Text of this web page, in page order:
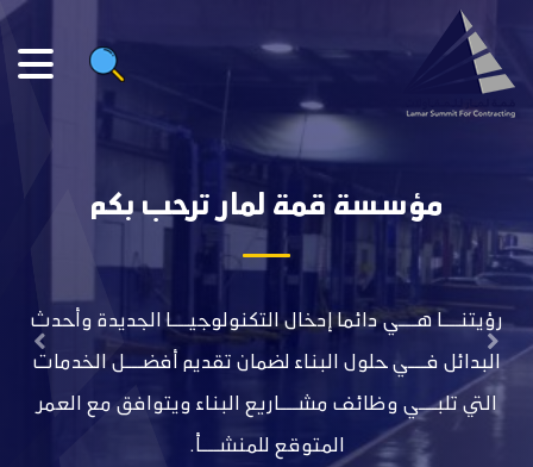
مؤسسة قمة لمار
رؤيتنـــا هـــي دائما إدخال
البدائل فـــي حلول البناء لضمان
التي تلبـــي وظائف مشـــاريع
و تفوق شريكنا
Next